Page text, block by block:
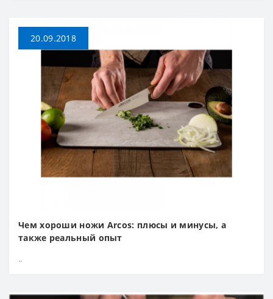
20.09.2018
Чем хороши ножи Arcos: плюсы и минусы, а
также реальный опыт
..